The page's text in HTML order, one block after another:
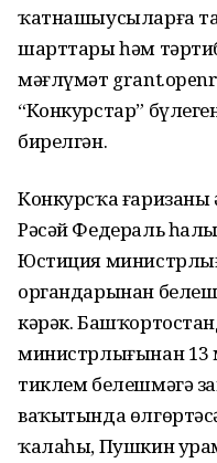
ҡатнашыусыларға
шарттары һәм
мәғлүмәт
“Конкурстар”
бирелгән.
Конкурсҡа ғаризаны
Рәсәй Федераль
Юстиция
органдарынан
кәрәк.
министрлығынан 13
тиклем белешмәгә
ваҡытында
ҡалаһы, Пушкин